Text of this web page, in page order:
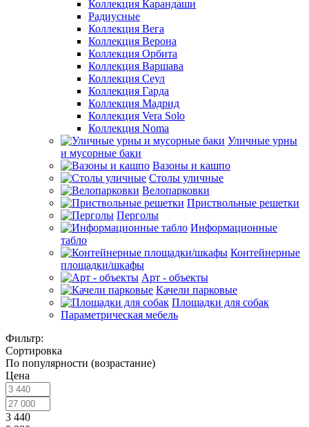
Коллекция Карандаши
Радиусные
Коллекция Вега
Коллекция Верона
Коллекция Орбита
Коллекция Варшава
Коллекция Сеул
Коллекция Гарда
Коллекция Мадрид
Коллекция Vera Solo
Коллекция Noma
Уличные урны
и мусорные баки
Вазоны и кашпо
Столы уличные
Велопарковки
Приствольные решетки
Перголы
Информационные
табло
Контейнерные
площадки/шкафы
Арт - объекты
Качели парковые
Площадки для собак
Параметрическая мебель
Фильтр:
Сортировка
По популярности (возрастание)
Цена
3 440